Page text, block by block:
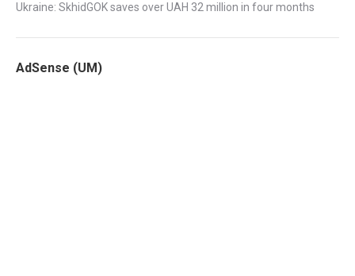
Ukraine: SkhidGOK saves over UAH 32 million in four months
AdSense (UM)